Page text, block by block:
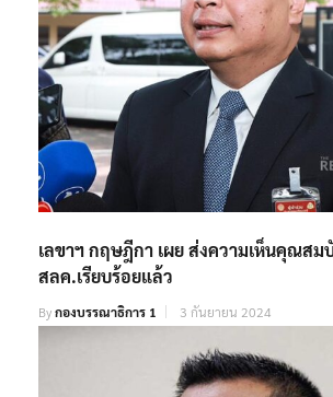
เลขาฯ กฤษฎีกา เผย ส่งความเห็นคุณสม
สลค.เรียบร้อยแล้ว
Byกองบรรณาธิการ 1 3 กันยายน 2024